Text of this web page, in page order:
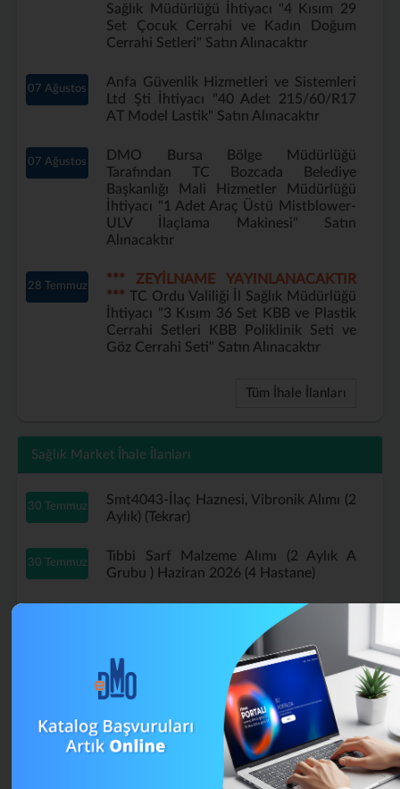
Sağlık Müdürlüğü İhtiyacı "4 Kısım 29
Set Çocuk Cerrahi ve Kadın Doğum
Cerrahi Setleri" Satın Alınacaktır
07 Ağustos
Anfa Güvenlik Hizmetleri ve Sistemleri
Ltd Şti İhtiyacı "40 Adet 215/60/R17
AT Model Lastik" Satın Alınacaktır
07 Ağustos
DMO Bursa Bölge Müdürlüğü
Tarafından TC Bozcada Belediye
Başkanlığı Mali Hizmetler Müdürlüğü
İhtiyacı "1 Adet Araç Üstü Mistblower-
ULV İlaçlama Makinesi" Satın
Alınacaktır
28 Temmuz
*** ZEYİLNAME YAYINLANACAKTIR
***TC Ordu Valiliği İl Sağlık Müdürlüğü
İhtiyacı "3 Kısım 36 Set KBB ve Plastik
Cerrahi Setleri KBB Poliklinik Seti ve
Göz Cerrahi Seti" Satın Alınacaktır
Tüm İhale İlanları
Sağlık Market İhale İlanları
30 Temmuz
Smt4043-İlaç Haznesi, Vibronik Alımı (2
Aylık) (Tekrar)
30 Temmuz
Tıbbi Sarf Malzeme Alımı (2 Aylık A
Grubu ) Haziran 2026 (4 Hastane)
Tıbbi Sarf Malzeme Alımı (2 Aylık A
Grubu ) Haziran 2026 (Tekrar)
B Grubu Tıbbi Sarf Malzeme Alımı
Mayıs (4 Aylık) (Tekrar)
13 Temmuz
Smt4043-İlaç Haznesi, Vibronik Alımı (2
Aylık)
A Grubu Tıbbi Sarf Malzeme Alımı (4